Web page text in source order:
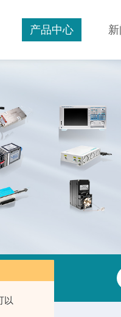
以
产品中心
电源） IR抛光硫化锌